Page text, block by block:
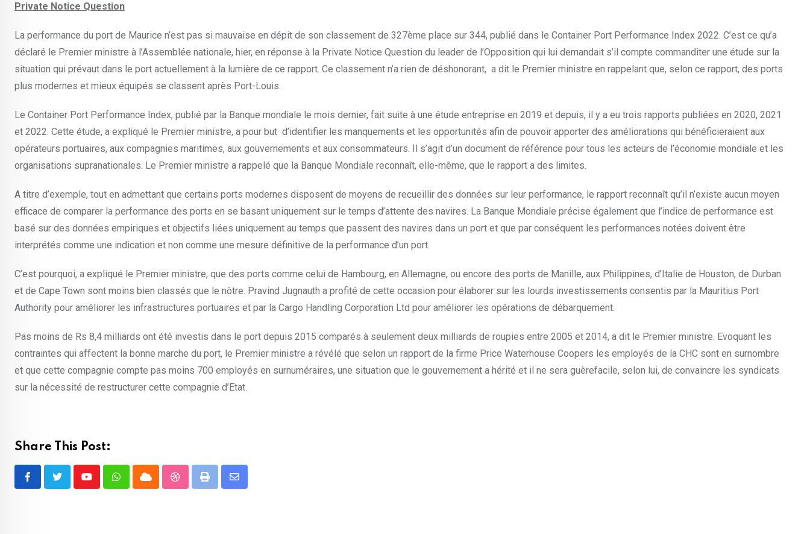
Private Notice Question
La performance du port de Maurice n’est pas si mauvaise en dépit de son classement de 327ème place sur 344, publié dans le Container Port Performance Index 2022. C’est ce qu’a
déclaré le Premier ministre à l’Assemblée nationale, hier, en réponse à la Private Notice Question du leader de l’Opposition qui lui demandait s’il compte commanditer une étude sur la
situation qui prévaut dans le port actuellement à la lumière de ce rapport. Ce classement n’a rien de déshonorant, a dit le Premier ministre en rappelant que, selon ce rapport, des ports
plus modernes et mieux équipés se classent après Port-Louis.
Le Container Port Performance Index, publié par la Banque mondiale le mois dernier, fait suite à une étude entreprise en 2019 et depuis, il y a eu trois rapports publiées en 2020, 2021
et 2022. Cette étude, a expliqué le Premier ministre, a pour but d’identifier les manquements et les opportunités afin de pouvoir apporter des améliorations qui bénéficieraient aux
opérateurs portuaires, aux compagnies maritimes, aux gouvernements et aux consommateurs. Il s’agit d’un document de référence pour tous les acteurs de l’économie mondiale et les
organisations supranationales. Le Premier ministre a rappelé que la Banque Mondiale reconnaît, elle-même, que le rapport a des limites.
A titre d’exemple, tout en admettant que certains ports modernes disposent de moyens de recueillir des données sur leur performance, le rapport reconnaît qu’il n’existe aucun moyen
efficace de comparer la performance des ports en se basant uniquement sur le temps d’attente des navires. La Banque Mondiale précise également que l’indice de performance est
basé sur des données empiriques et objectifs liées uniquement au temps que passent des navires dans un port et que par conséquent les performances notées doivent être
interprétés comme une indication et non comme une mesure définitive de la performance d’un port.
C’est pourquoi, a expliqué le Premier ministre, que des ports comme celui de Hambourg, en Allemagne, ou encore des ports de Manille, aux Philippines, d’Italie de Houston, de Durban
et de Cape Town sont moins bien classés que le nôtre. Pravind Jugnauth a profité de cette occasion pour élaborer sur les lourds investissements consentis par la Mauritius Port
Authority pour améliorer les infrastructures portuaires et par la Cargo Handling Corporation Ltd pour améliorer les opérations de débarquement.
Pas moins de Rs 8,4 milliards ont été investis dans le port depuis 2015 comparés à seulement deux milliards de roupies entre 2005 et 2014, a dit le Premier ministre. Evoquant les
contraintes qui affectent la bonne marche du port, le Premier ministre a révélé que selon un rapport de la firme Price Waterhouse Coopers les employés de la CHC sont en surnombre
et que cette compagnie compte pas moins 700 employés en surnuméraires, une situation que le gouvernement a hérité et il ne sera guèrefacile, selon lui, de convaincre les syndicats
sur la nécessité de restructurer cette compagnie d’Etat.
Share This Post:
YoutubeWhatsappCloud StumbleUpon
Print
Share